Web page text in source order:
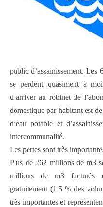
public d’assainissement. Les
se perdent quasiment à
d’arriver au robinet de
domestique par habitant est
d’eau potable et
intercommunalité.
Les pertes sont très
Plus de 262 millions de m3
millions de m3 facturés
gratuitement (1,5 % des
très importantes et